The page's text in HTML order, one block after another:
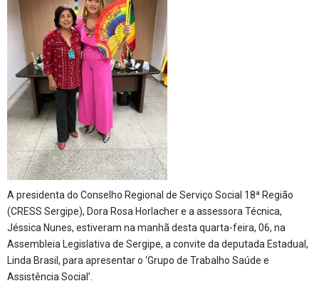
A presidenta do Conselho Regional de Serviço Social 18ª Região
(CRESS Sergipe), Dora Rosa Horlacher e a assessora Técnica,
Jéssica Nunes, estiveram na manhã desta quarta-feira, 06, na
Assembleia Legislativa de Sergipe, a convite da deputada Estadual,
Linda Brasil, para apresentar o ‘Grupo de Trabalho Saúde e
Assistência Social’.